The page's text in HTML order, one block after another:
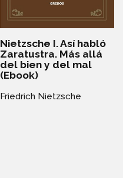
Nietzsche I. Así habló
Zaratustra. Más allá
del bien y del mal
(Ebook)
Friedrich Nietzsche